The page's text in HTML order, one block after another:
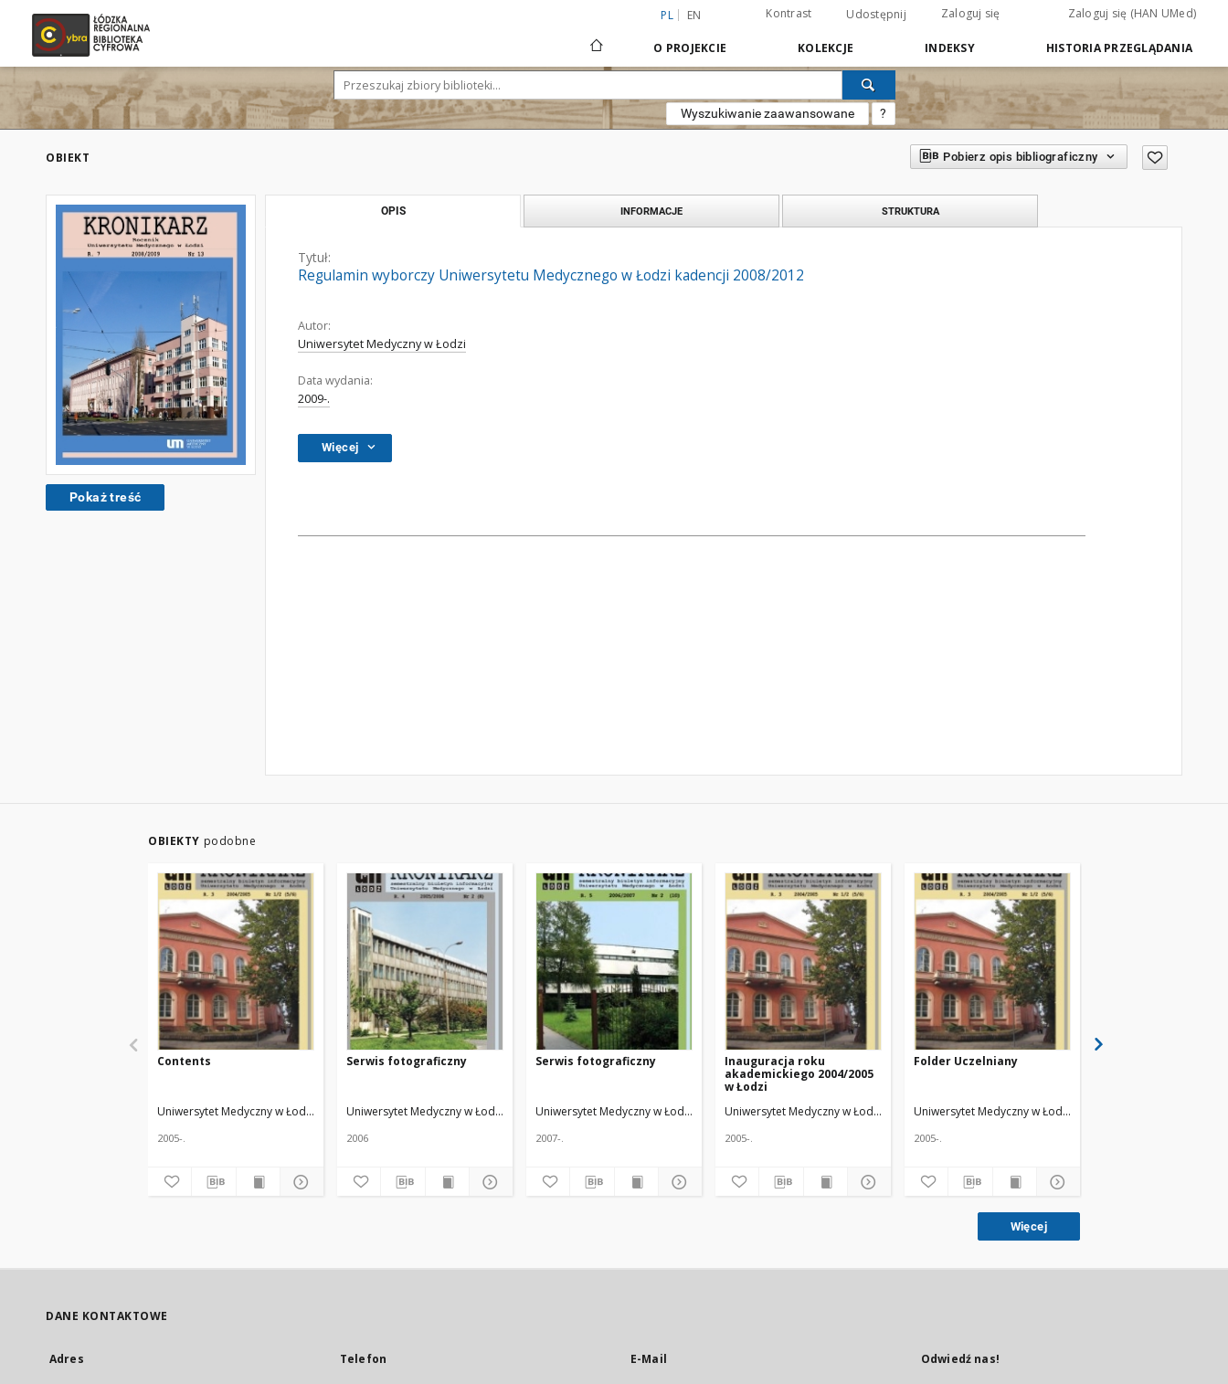
PL EN Kontrast Udostępnij Zaloguj się Zaloguj się (HAN UMed)
O PROJEKCIE KOLEKCJE INDEKSY HISTORIA PRZEGLĄDANIA
Wyszukiwanie zaawansowane ?
OBIEKT Pobierz opis bibliograficzny
Pokaż treść
OPIS INFORMACJE STRUKTURA
Tytuł:
Regulamin wyborczy Uniwersytetu Medycznego w Łodzi kadencji 2008/2012
Autor:
Uniwersytet Medyczny w Łodzi
Data wydania:
2009-.
Więcej
OBIEKTY podobne
Contents
Uniwersytet Medyczny w Łodzi Żmuda, Ryszard. Red. nacz.
2005-.
Serwis fotograficzny
Uniwersytet Medyczny w Łodzi Żmuda, Ryszard. Red. nacz.
2006
Serwis fotograficzny
Uniwersytet Medyczny w Łodzi Żmuda, Ryszard. Red. nacz.
2007-.
Inauguracja roku
akademickiego 2004/2005
w Łodzi
Uniwersytet Medyczny w Łodzi
Żmuda, Ryszard. Red. nacz.
2005-.
Folder Uczelniany
Uniwersytet Medyczny w Łodzi
2005-.
Więcej
DANE KONTAKTOWE
Adres Telefon E-Mail Odwiedź nas!